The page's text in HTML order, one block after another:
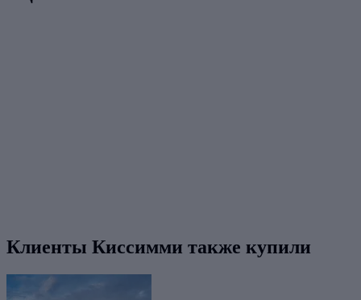
Клиенты Киссимми также купили